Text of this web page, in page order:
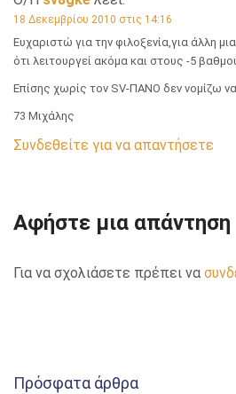
18 Δεκεμβρίου 2010 στις 14:16
Ευχαριστώ για την φιλοξενία,για άλλη
ότι λειτουργεί ακόμα και στους -5
Επίσης χωρίς τον SV-ΠΑΝΟ δεν νομίζω
73 Μιχάλης
Συνδεθείτε για να απαντήσετε
Αφήστε μια απάντηση
Για να σχολιάσετε πρέπει να
Πρόσφατα άρθρα